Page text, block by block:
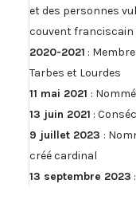
et des personnes
couvent franciscain
2020-2021 :
Tarbes et Lourdes
11 mai 2021 :
13 juin 2021 :
9 juillet 2023 :
créé cardinal
13 septembre 2023